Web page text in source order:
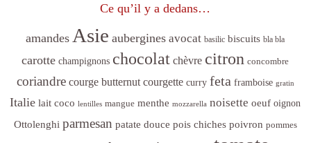
Ce qu’il y a dedans…
amandes Asie aubergines avocat basilic biscuits bla bla
carotte champignons chocolat chèvre citron concombre
coriandre courge butternut courgette curry feta framboise gratin
Italie lait coco lentilles mangue menthe mozzarella noisette oeuf oignon
Ottolenghi parmesan patate douce pois chiches poivron pommes